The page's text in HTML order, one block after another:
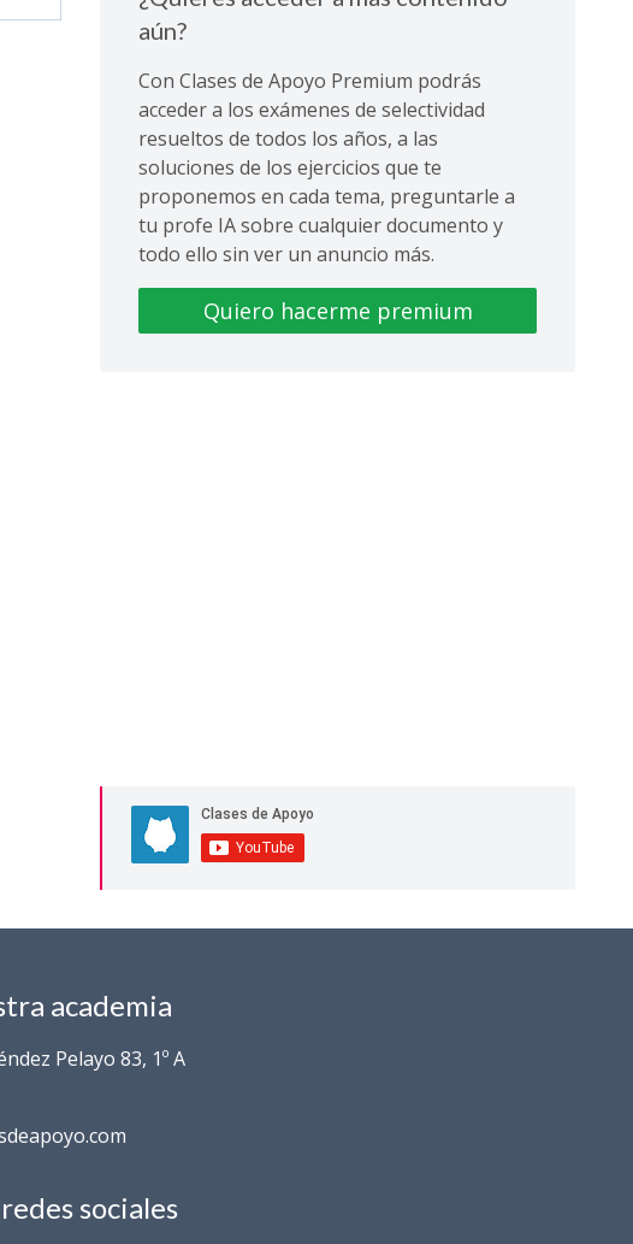
aún?
Con Clases de Apoyo Premium podrás
acceder a los exámenes de selectividad
resueltos de todos los años, a las
soluciones de los ejercicios que te
proponemos en cada tema, preguntarle a
tu profe IA sobre cualquier documento y
todo ello sin ver un anuncio más.
Quiero hacerme premium
academia
Pelayo 83, 1º A
sociales